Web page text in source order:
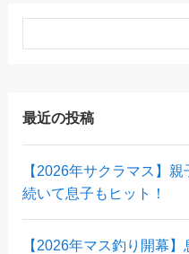
最近の投稿
【2026年サクラマス】
続いて息子もヒット！
【2026年マス釣り開幕